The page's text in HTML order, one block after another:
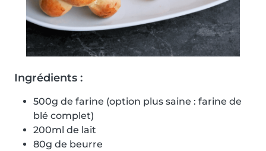
Ingrédients :
500g de farine (option plus saine : farine de
blé complet)
200ml de lait
80g de beurre